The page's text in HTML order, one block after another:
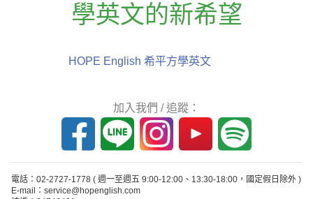
學英文的新希望
HOPE English 希平方學英文
加入我們 / 追蹤：
電話：02-2727-1778 ( 週一至週五 9:00-12:00、13:30-18:00，國定假日除外 )
E-mail：service@hopenglish.com